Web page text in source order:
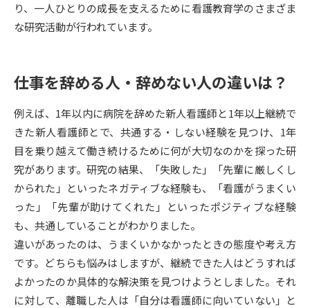
大学で学べる内容や特徴を調べる
集
データサイエンス特集 奨学金・特待生制度特集
デジタルパンフレット 進路の３択
新学年スタート号特集ページ
（高3生用）
新学年スタート号特集ページ
（高2生用）
SELFBRAND特集ページ
オープンキャンパスなどを調べる
オープンキャンパス検索 実施プログラムから探す
り、一人ひとりの成長を支えるために看護教育学のさまざま
な研究活動が行われています。
仕事を辞める人・辞めない人の違いは？
例えば、1年以内に病院を辞めた新人看護師と1年以上継続で
きた新人看護師とで、共通する・しない経験を見つけ、1年
目を乗り越えて働き続けるために何が大切なのかを探った研
究があります。研究の結果、「失敗した」「先輩に厳しくし
かられた」といったネガティブな経験も、「看護がうまくい
った」「先輩が助けてくれた」といったポジティブな経験
も、共通していることがわかりました。
違いがあったのは、うまくいかなかったときの態度や考え方
です。どちらも悩みはしますが、継続できた人はどうすれば
よかったのか具体的な解決策を見つけようとしました。それ
に対して、離職した人は「自分は看護師に向いていない」と